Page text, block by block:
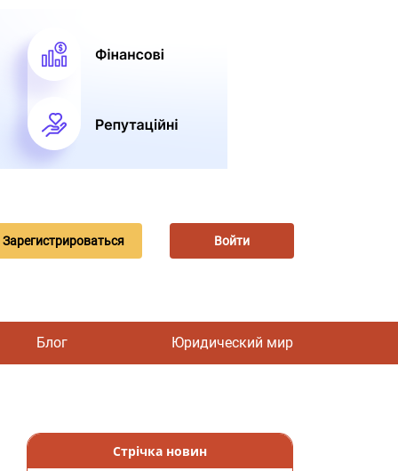
Зарегистрироваться Войти
Блог Юридический мир
Стрічка новин